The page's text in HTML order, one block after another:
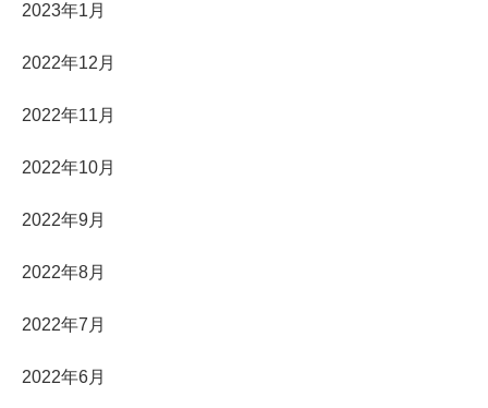
2023年1月
2022年12月
2022年11月
2022年10月
2022年9月
2022年8月
2022年7月
2022年6月